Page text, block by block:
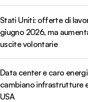
Stati Uniti: offerte di
giugno 2026, ma
uscite volontarie
Data center e caro
cambiano infrastrutture
USA